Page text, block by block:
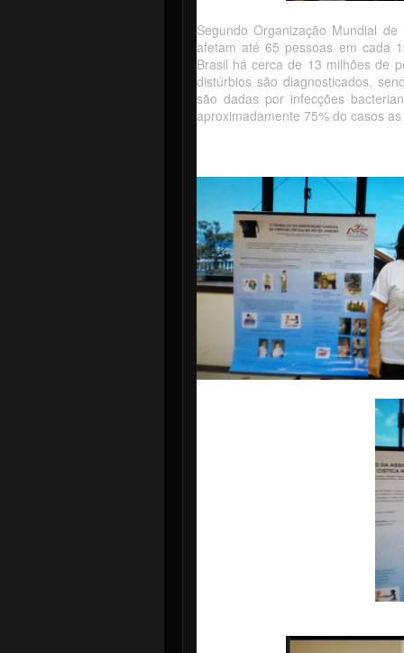
Segundo Organização Mundial
afetam até 65 pessoas em cada
Brasil há cerca de 13 milhões de
distúrbios são diagnosticados,
são dadas por infecções
aproximadamente 75% do casos